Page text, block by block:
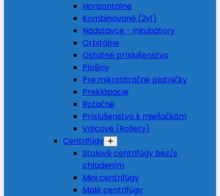
Horizontálne
Kombinované (2v1)
Nádstavce - Inkubátory
Orbitálne
Ostatné príslušenstvo
Plošiny
Pre mikrotitračné platničky
Preklápacie
Rotačné
Príslušenstvo k miešačkám
Valcové (Rollery)
Centrifúgy
Stolové centrifúgy bez/s
chladením
Mini centrifúgy
Malé centrifúgy